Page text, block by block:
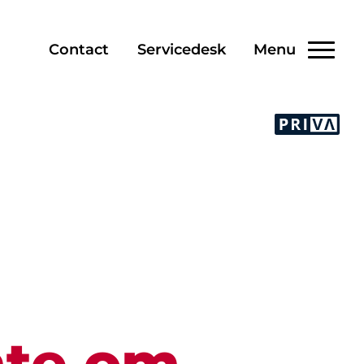
Contact Servicedesk Menu